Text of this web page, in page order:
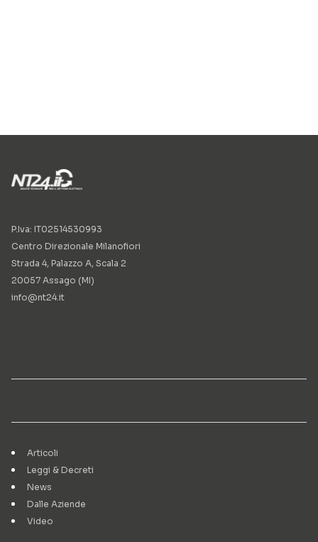
P.Iva: IT02514530993
Centro Direzionale Milanofiori
Strada 4, Palazzo A, Scala 2
20057 Assago (MI)
info@nt24.it
Articoli
Leggi & Decreti
News
Dalle Aziende
Video